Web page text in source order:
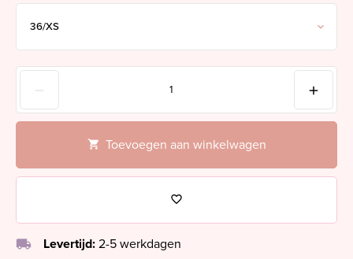
Toevoegen aan winkelwagen
local_shipping Levertijd: 2-5 werkdagen